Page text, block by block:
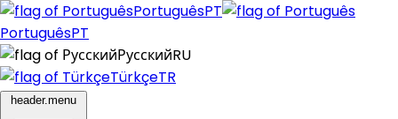
PortuguêsPT
PortuguêsPT
РусскийRU
TürkçeTR
header.menu